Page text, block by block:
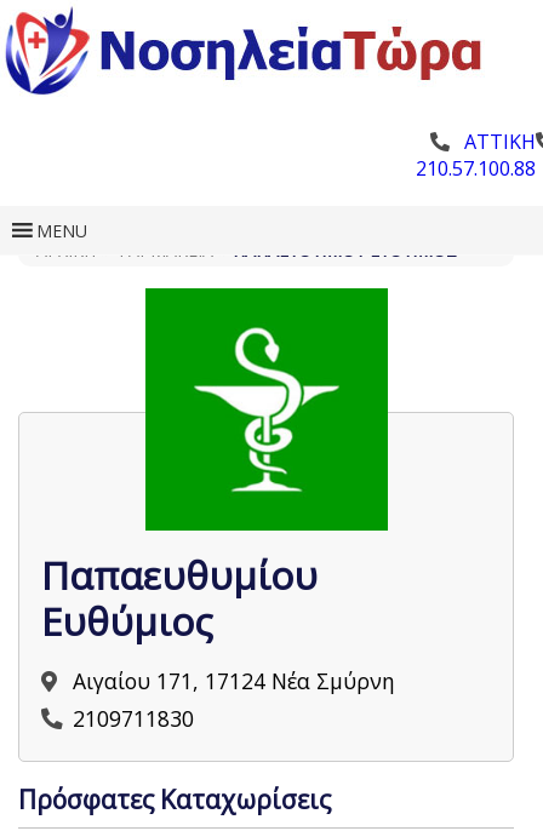
ΑΤΤΙΚΗ
210.57.100.88
MENU
Παπαευθυμίου
Ευθύμιος
Αιγαίου 171, 17124 Νέα Σμύρνη
2109711830
Πρόσφατες Καταχωρίσεις